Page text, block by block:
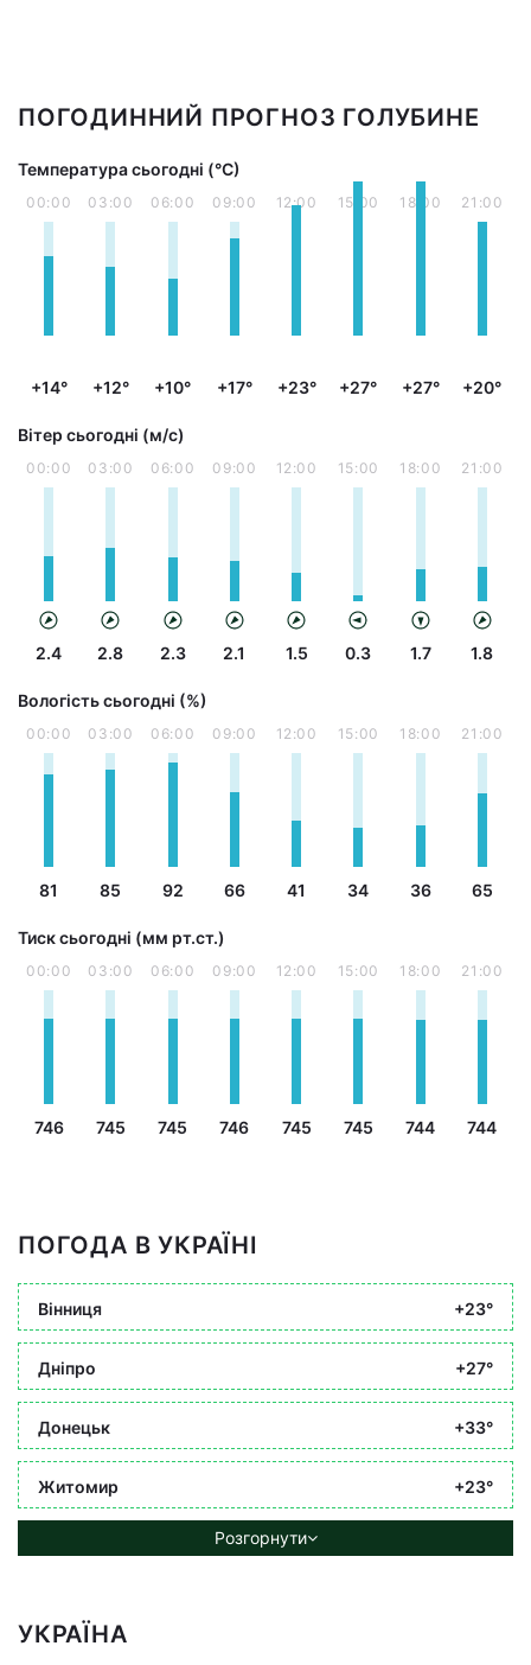
ПОГОДИННИЙ ПРОГНОЗ ГОЛУБИНЕ
Температура сьогодні (°С)
00:00
+14°
03:00
+12°
06:00
+10°
09:00
+17°
12:00
+23°
15:00
+27°
18:00
+27°
21:00
+20°
Вітер сьогодні (м/с)
00:00
2.4
03:00
2.8
06:00
2.3
09:00
2.1
12:00
1.5
15:00
0.3
18:00
1.7
21:00
1.8
Вологість сьогодні (%)
00:00
81
03:00
85
06:00
92
09:00
66
12:00
41
15:00
34
18:00
36
21:00
65
Тиск сьогодні (мм рт.ст.)
00:00
746
03:00
745
06:00
745
09:00
746
12:00
745
15:00
745
18:00
744
21:00
744
ПОГОДА В УКРАЇНІ
Вінниця +23°
Дніпро +27°
Донецьк +33°
Житомир +23°
Розгорнути
УКРАЇНА